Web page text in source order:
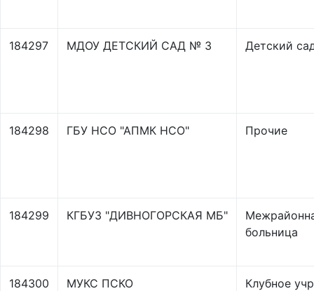
184297 МДОУ ДЕТСКИЙ САД № 3 Детский
184298 ГБУ НСО "АПМК НСО" Прочие
184299 КГБУЗ "ДИВНОГОРСКАЯ МБ"
больница
184300 МУКС ПСКО Клубное